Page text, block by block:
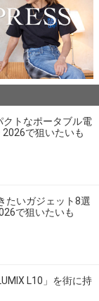
クトなポータブル電
で狙いたいも
たいガジェット8選
で狙いたいも
L10」を街に持